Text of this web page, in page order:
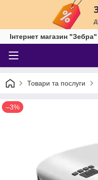
Інтернет магазин "Зебра"
Товари та послуги
–3%